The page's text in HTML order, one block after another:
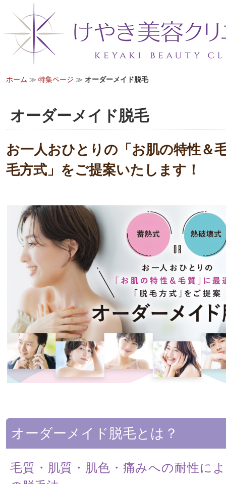
ホーム ≫ 特集ページ ≫ オーダーメイド脱毛
オーダーメイド脱毛
お一人おひとりの「お肌の特性＆
毛方式」をご提案いたします！
オーダーメイド脱毛とは？
毛質・肌質・肌色・痛みへの耐性に